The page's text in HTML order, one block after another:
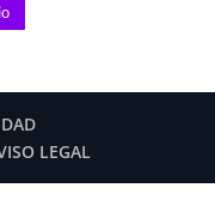
LEGAL